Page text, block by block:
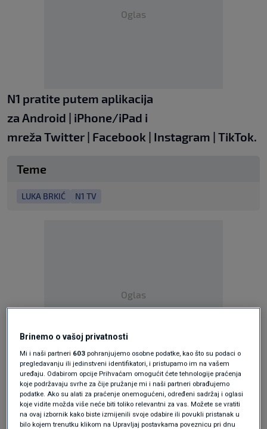
Oglas
N1 pratite putem aplikacija
za Android | iPhone/iPad i
mreža Twitter | Facebook | Instagram | TikTok.
Teme
LUKA BRKIĆ N1 TV
Oglas
KAKVO JE TVOJE MIŠLJENJE O OVOME?
Pridruži se raspravi ili pročitaj komentare
Brinemo o vašoj privatnosti
Mi i naši partneri 603 pohranjujemo osobne podatke, kao što su podaci o
pregledavanju ili jedinstveni identifikatori, i pristupamo im na vašem
uređaju. Odabirom opcije Prihvaćam omogućit ćete tehnologije praćenja
koje podržavaju svrhe za čije pružanje mi i naši partneri obrađujemo
podatke. Ako su alati za praćenje onemogućeni, određeni sadržaj i oglasi
koje vidite možda više neće biti toliko relevantni za vas. Možete se vratiti
na ovaj izbornik kako biste izmijenili svoje odabire ili povukli pristanak u
bilo kojem trenutku klikom na Upravljaj postavkama poveznicu pri dnu